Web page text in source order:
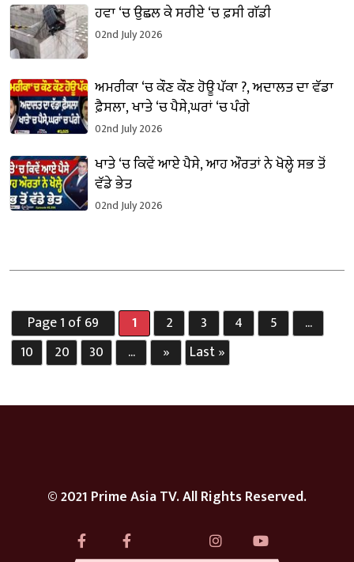
ਹਵਾ ‘ਚ ਉਛਲ ਕੇ ਸਰੀਏ ‘ਚ ਫ਼ਸੀ ਗੱਡੀ
02nd July 2026
ਅਮਰੀਕਾ ‘ਚ ਕੌਣ ਕੌਣ ਹੋਊ ਪੱਕਾ ?, ਅਦਾਲਤ ਦਾ ਵੱਡਾ
ਫ਼ੈਸਲਾ, ਖਾਤੇ ‘ਚ ਪੈਸੇ,ਘਰਾਂ ‘ਚ ਪੰਗੇ
02nd July 2026
ਖਾਤੇ ‘ਚ ਕਿਵੇਂ ਆਏ ਪੈਸੇ, ਆਹ ਔਰਤਾਂ ਨੇ ਖੋਲ੍ਹੇ ਸਭ ਤੋਂ
ਵੱਡੇ ਭੇਤ
02nd July 2026
Page 1 of 69 1 2 3 4 5
...
10
20 30 ... » Last »
© 2021 Prime Asia TV. All Rights Reserved.